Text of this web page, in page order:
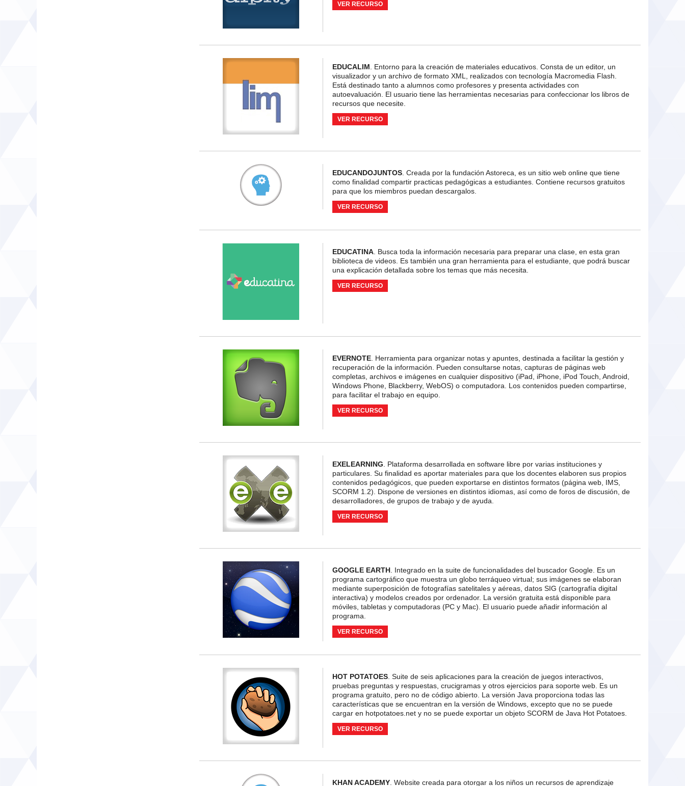
VER RECURSO
EDUCALIM . Entorno para la creación de materiales educativos. Consta de un editor, un
visualizador y un archivo de formato XML, realizados con tecnología Macromedia Flash.
Está destinado tanto a alumnos como profesores y presenta actividades con
autoevaluación. El usuario tiene las herramientas necesarias para confeccionar los libros de
recursos que necesite.
VER RECURSO
EDUCANDOJUNTOS. Creada por la fundación Astoreca, es un sitio web online que tiene
como finalidad compartir practicas pedagógicas a estudiantes. Contiene recursos gratuitos
para que los miembros puedan descargalos.
VER RECURSO
EDUCATINA. Busca toda la información necesaria para preparar una clase, en esta gran
biblioteca de videos. Es también una gran herramienta para el estudiante, que podrá buscar
una explicación detallada sobre los temas que más necesita.
VER RECURSO
EVERNOTE. Herramienta para organizar notas y apuntes, destinada a facilitar la gestión y
recuperación de la información. Pueden consultarse notas, capturas de páginas web
completas, archivos e imágenes en cualquier dispositivo (iPad, iPhone, iPod Touch, Android,
Windows Phone, Blackberry, WebOS) o computadora. Los contenidos pueden compartirse,
para facilitar el trabajo en equipo.
VER RECURSO
EXELEARNING . Plataforma desarrollada en software libre por varias instituciones y
particulares. Su finalidad es aportar materiales para que los docentes elaboren sus propios
contenidos pedagógicos, que pueden exportarse en distintos formatos (página web, IMS,
SCORM 1.2). Dispone de versiones en distintos idiomas, así como de foros de discusión, de
desarrolladores, de grupos de trabajo y de ayuda.
VER RECURSO
GOOGLE EARTH. Integrado en la suite de funcionalidades del buscador Google. Es un
programa cartográfico que muestra un globo terráqueo virtual; sus imágenes se elaboran
mediante superposición de fotografías satelitales y aéreas, datos SIG (cartografía digital
interactiva) y modelos creados por ordenador. La versión gratuita está disponible para
móviles, tabletas y computadoras (PC y Mac). El usuario puede añadir información al
programa.
VER RECURSO
HOT POTATOES. Suite de seis aplicaciones para la creación de juegos interactivos,
pruebas preguntas y respuestas, crucigramas y otros ejercicios para soporte web. Es un
programa gratuito, pero no de código abierto. La versión Java proporciona todas las
características que se encuentran en la versión de Windows, excepto que no se puede
cargar en hotpotatoes.net y no se puede exportar un objeto SCORM de Java Hot Potatoes.
VER RECURSO
KHAN ACADEMY. Website creada para otorgar a los niños un recursos de aprendizaje